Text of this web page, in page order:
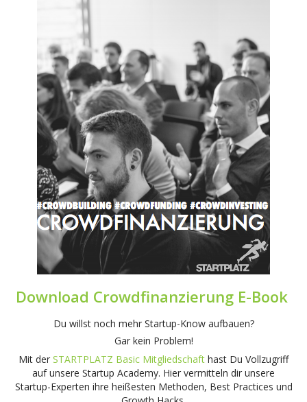
Download Crowdfinanzierung E-Book
Du willst noch mehr Startup-Know aufbauen?
Gar kein Problem!
Mit der STARTPLATZ Basic Mitgliedschaft hast Du Vollzugriff
auf unsere Startup Academy. Hier vermitteln dir unsere
Startup-Experten ihre heißesten Methoden, Best Practices und